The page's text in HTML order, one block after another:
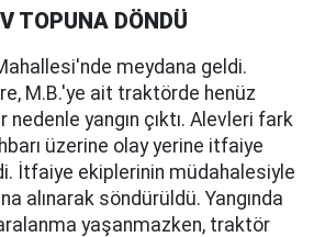
TOPUNA DÖNDÜ
Mahallesi'nde meydana geldi.
M.B.'ye ait traktörde henüz
yangın çıktı. Alevleri fark
üzerine olay yerine itfaiye
İtfaiye ekiplerinin müdahalesiyle
alınarak söndürüldü. Yangında
yaşanmazken, traktör